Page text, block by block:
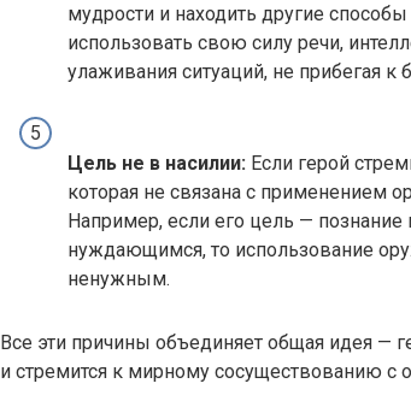
мудрости и находить другие
использовать свою силу речи,
улаживания ситуаций, не прибегая
Цель не в насилии: Если герой
которая не связана с применением
Например, если его цель —
нуждающимся, то использование
ненужным.
Все эти причины объединяет общая идея —
и стремится к мирному сосуществованию